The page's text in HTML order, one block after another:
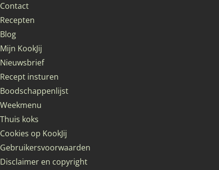
Contact
Recepten
Blog
Mijn KookJij
Nieuwsbrief
Recept insturen
Boodschappenlijst
Weekmenu
Thuis koks
Cookies op KookJij
Gebruikersvoorwaarden
Disclaimer en copyright